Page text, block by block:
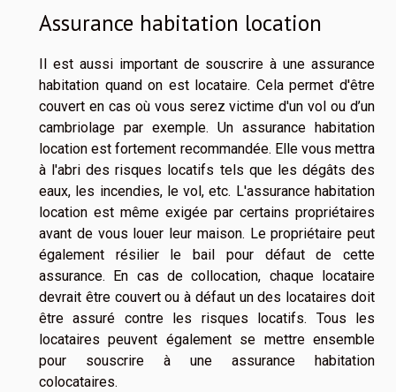
Assurance habitation location
Il est aussi important de souscrire à une assurance
habitation quand on est locataire. Cela permet d'être
couvert en cas où vous serez victime d'un vol ou d’un
cambriolage par exemple. Un assurance habitation
location est fortement recommandée. Elle vous mettra
à l'abri des risques locatifs tels que les dégâts des
eaux, les incendies, le vol, etc. L'assurance habitation
location est même exigée par certains propriétaires
avant de vous louer leur maison. Le propriétaire peut
également résilier le bail pour défaut de cette
assurance. En cas de collocation, chaque locataire
devrait être couvert ou à défaut un des locataires doit
être assuré contre les risques locatifs. Tous les
locataires peuvent également se mettre ensemble
pour souscrire à une assurance habitation
colocataires.